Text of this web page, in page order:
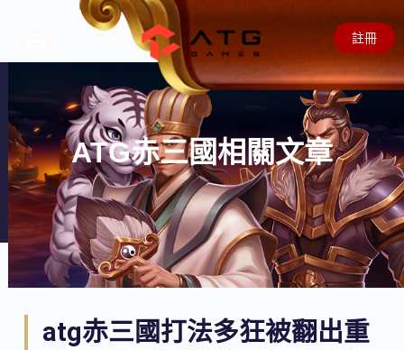
註冊
ATG赤三國相關文章
atg赤三國打法多狂被翻出重